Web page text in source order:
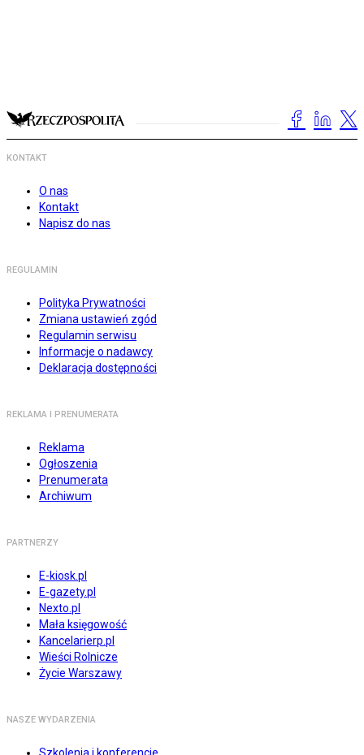
KONTAKT
O nas
Kontakt
Napisz do nas
REGULAMIN
Polityka Prywatności
Zmiana ustawień zgód
Regulamin serwisu
Informacje o nadawcy
Deklaracja dostępności
REKLAMA I PRENUMERATA
Reklama
Ogłoszenia
Prenumerata
Archiwum
PARTNERZY
E-kiosk.pl
E-gazety.pl
Nexto.pl
Mała księgowość
Kancelarierp.pl
Wieści Rolnicze
Życie Warszawy
NASZE WYDARZENIA